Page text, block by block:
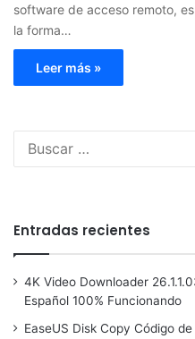
software de acceso remoto,
la forma…
Leer más »
Entradas recientes
4K Video Downloader
Español 100% Funcionando
EaseUS Disk Copy Código